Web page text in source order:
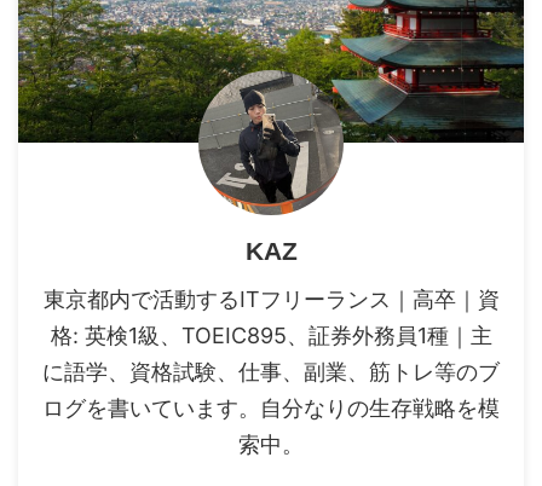
KAZ
東京都内で活動するITフリーランス｜高卒｜資
格: 英検1級、TOEIC895、証券外務員1種｜主
に語学、資格試験、仕事、副業、筋トレ等のブ
ログを書いています。自分なりの生存戦略を模
索中。